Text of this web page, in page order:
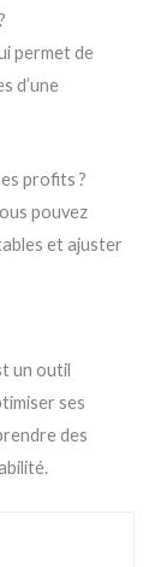
permet de
d’une
profits ?
pouvez
et ajuster
un outil
ses
des